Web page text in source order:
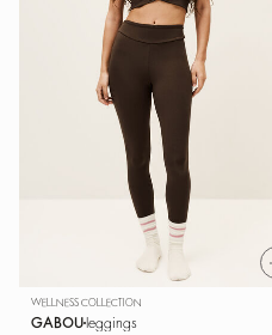
WELLNESS COLLECTION
GABOU leggings